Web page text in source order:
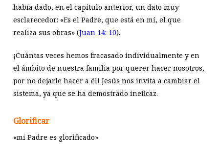
había dado, en el capítulo anterior, un dato muy
esclarecedor: «Es el Padre, que está en mí, el que
realiza sus obras» (Juan 14: 10).
¡Cuántas veces hemos fracasado individualmente y en
el ámbito de nuestra familia por querer hacer nosotros,
por no dejarle hacer a él! Jesús nos invita a cambiar el
sistema, ya que se ha demostrado ineficaz.
Glorificar
«mi Padre es glorificado»